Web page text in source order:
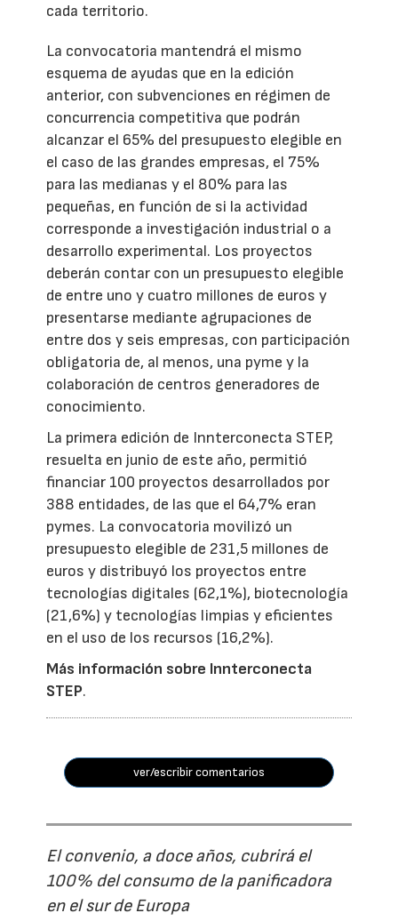
cada territorio.
La convocatoria mantendrá el mismo
esquema de ayudas que en la edición
anterior, con subvenciones en régimen de
concurrencia competitiva que podrán
alcanzar el 65% del presupuesto elegible en
el caso de las grandes empresas, el 75%
para las medianas y el 80% para las
pequeñas, en función de si la actividad
corresponde a investigación industrial o a
desarrollo experimental. Los proyectos
deberán contar con un presupuesto elegible
de entre uno y cuatro millones de euros y
presentarse mediante agrupaciones de
entre dos y seis empresas, con participación
obligatoria de, al menos, una pyme y la
colaboración de centros generadores de
conocimiento.
La primera edición de Innterconecta STEP,
resuelta en junio de este año, permitió
financiar 100 proyectos desarrollados por
388 entidades, de las que el 64,7% eran
pymes. La convocatoria movilizó un
presupuesto elegible de 231,5 millones de
euros y distribuyó los proyectos entre
tecnologías digitales (62,1%), biotecnología
(21,6%) y tecnologías limpias y eficientes
en el uso de los recursos (16,2%).
Más información sobre Innterconecta
STEP.
ver/escribir comentarios
El convenio, a doce años, cubrirá el
100% del consumo de la panificadora
en el sur de Europa